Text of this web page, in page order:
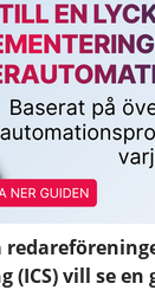
(ICS) vill se